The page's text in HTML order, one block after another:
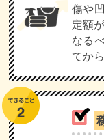
傷や
定額
なる
てか